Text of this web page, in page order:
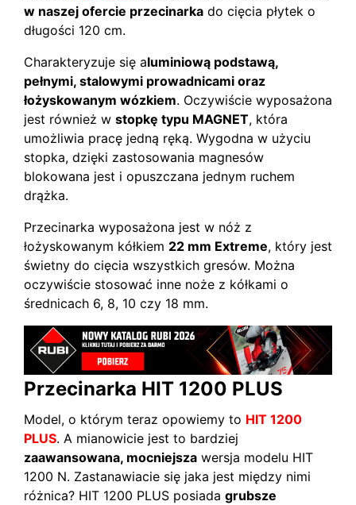
w naszej ofercie przecinarka do cięcia płytek o
długości 120 cm.
Charakteryzuje się aluminiową podstawą,
pełnymi, stalowymi prowadnicami oraz
łożyskowanym wózkiem. Oczywiście wyposażona
jest również w stopkę typu MAGNET, która
umożliwia pracę jedną ręką. Wygodna w użyciu
stopka, dzięki zastosowania magnesów
blokowana jest i opuszczana jednym ruchem
drążka.
Przecinarka wyposażona jest w nóż z
łożyskowanym kółkiem 22 mm Extreme, który jest
świetny do cięcia wszystkich gresów. Można
oczywiście stosować inne noże z kółkami o
średnicach 6, 8, 10 czy 18 mm.
Przecinarka HIT 1200 PLUS
Model, o którym teraz opowiemy to HIT 1200
PLUS. A mianowicie jest to bardziej
zaawansowana, mocniejsza wersja modelu HIT
1200 N. Zastanawiacie się jaka jest między nimi
różnica? HIT 1200 PLUS posiada grubsze